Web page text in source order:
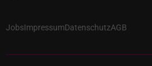
JobsImpressumDatenschutzAGB